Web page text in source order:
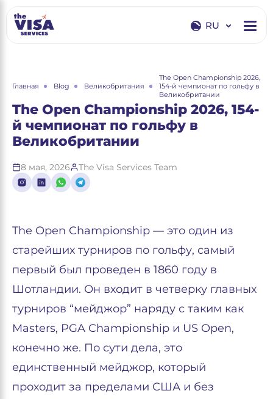
RU
RU
Главная Blog Великобритания
The Open Championship 2026,
154-й чемпионат по гольфу в
Великобритании
The Open Championship 2026, 154-
й чемпионат по гольфу в
Великобритании
8 мая, 2026 The Visa Services Team
The Open Championship — это один из
старейших турниров по гольфу, самый
первый был проведен в 1860 году в
Шотландии. Он входит в четверку главных
турниров “мейджор” наряду с таким как
Masters, PGA Championship и US Open,
конечно же. По сути дела, это
единственный мейджор, который
проходит за пределами США и без